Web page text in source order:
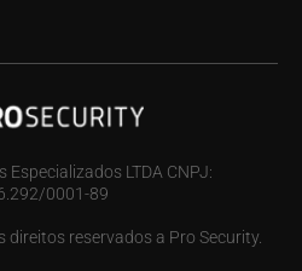
Especializados LTDA CNPJ:
0001-89
reservados a Pro Security.